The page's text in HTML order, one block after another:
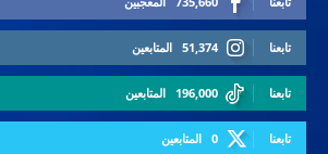
51,374 المتابعين تابعنا
196,000 المتابعين تابعنا
0 المتابعين تابعنا